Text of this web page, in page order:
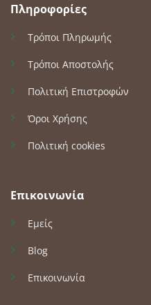
Πληροφορίες
Τρόποι Πληρωμής
Τρόποι Αποστολής
Πολιτική Επιστροφών
Όροι Χρήσης
Πολιτική cookies
Επικοινωνία
Εμείς
Blog
Επικοινωνία